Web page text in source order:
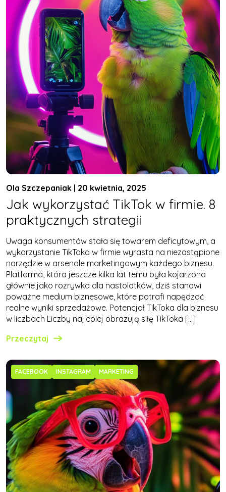
Ola Szczepaniak | 20 kwietnia, 2025
Jak wykorzystać TikTok w firmie. 8
praktycznych strategii
Uwaga konsumentów stała się towarem deficytowym, a
wykorzystanie TikToka w firmie wyrasta na niezastąpione
narzędzie w arsenale marketingowym każdego biznesu.
Platforma, która jeszcze kilka lat temu była kojarzona
głównie jako rozrywka dla nastolatków, dziś stanowi
poważne medium biznesowe, które potrafi napędzać
realne wyniki sprzedażowe. Potencjał TikToka dla biznesu
w liczbach Liczby najlepiej obrazują siłę TikToka […]
Przeczytaj
FACEBOOK INSTAGRAM MARKETING